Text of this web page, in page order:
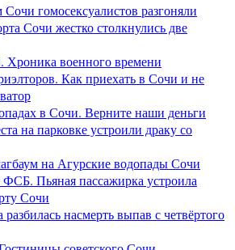
Сочи гомосексуалистов разгоняли
Сочи жестко столкнулись две
Хроника военного времени
Как приехать в Сочи и не
в Сочи. Верните наши деньги
на парковке устроили драку со
на Агурские водопады Сочи
ФСБ. Пьяная пассажирка устроила
Сочи
насмерть выпав с четвёртого